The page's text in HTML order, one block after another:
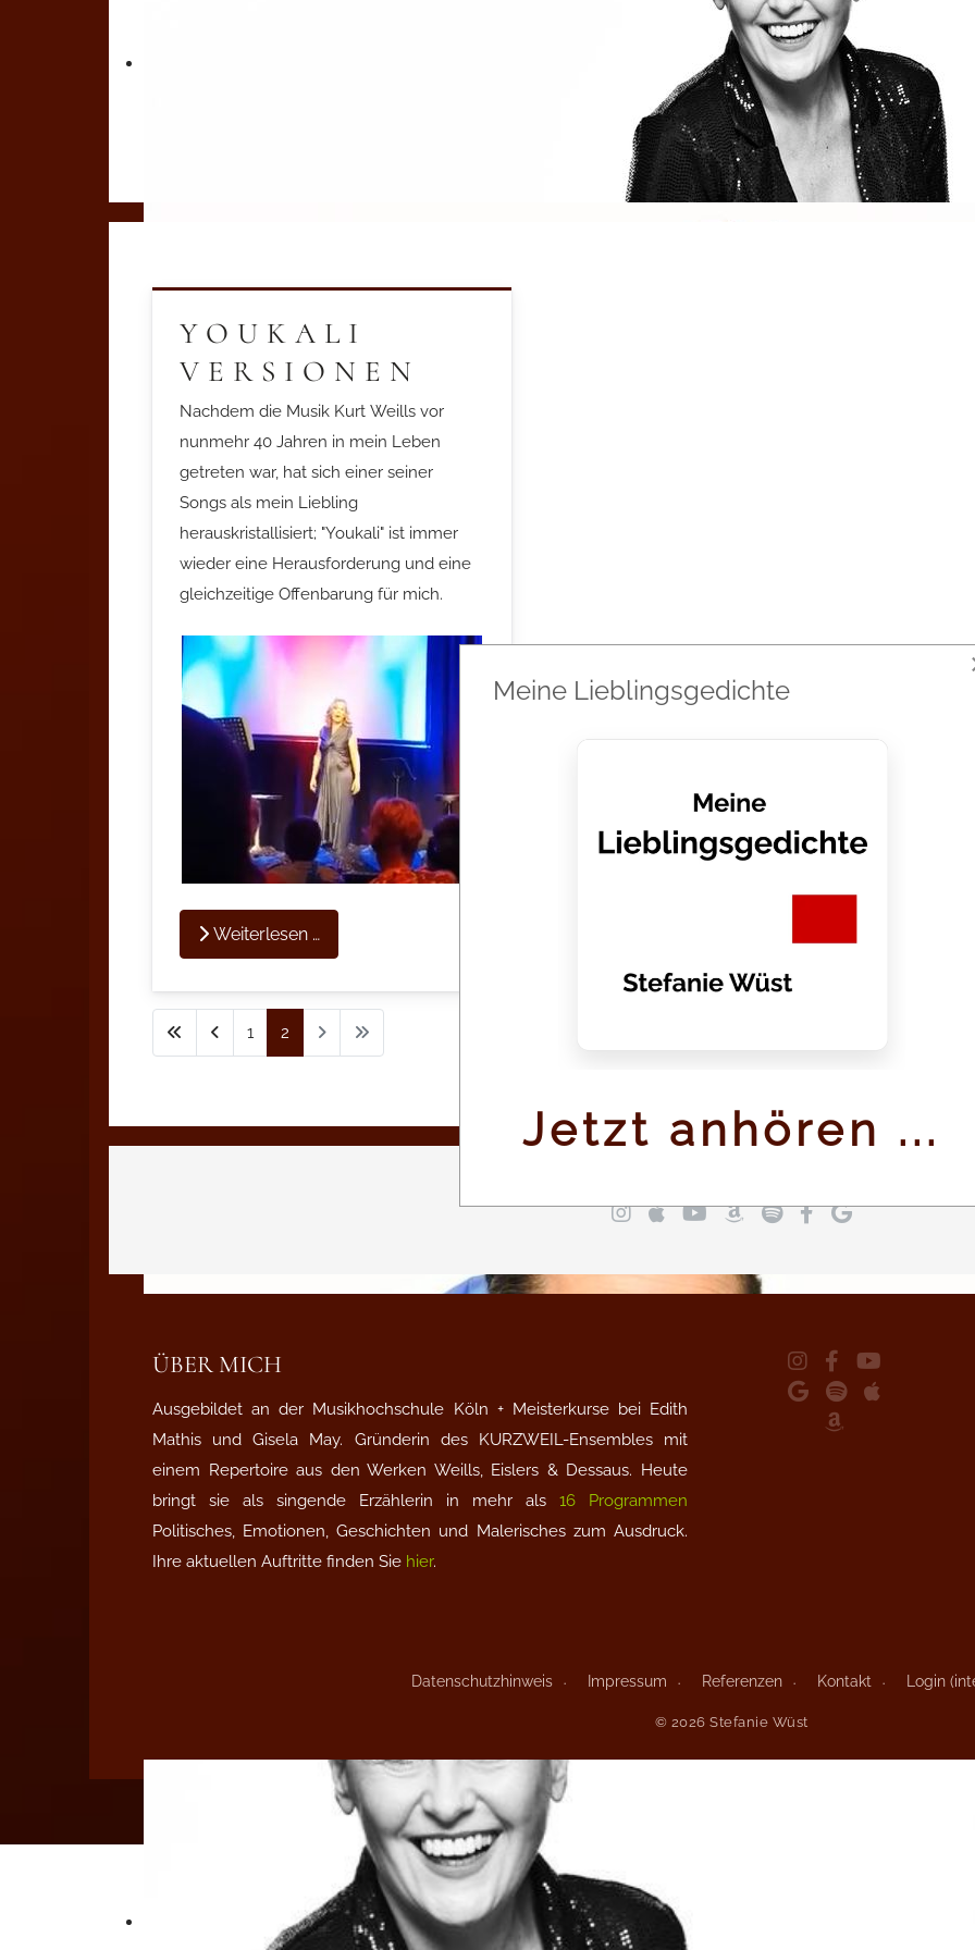
YOUKALI
VERSIONEN
Nachdem die Musik Kurt Weills vor
nunmehr 40 Jahren in mein Leben
getreten war, hat sich einer seiner
Songs als mein Liebling
herauskristallisiert; "Youkali" ist immer
wieder eine Herausforderung und eine
gleichzeitige Offenbarung für mich.
Weiterlesen …
1 2
ÜBER MICH
Ausgebildet an der Musikhochschule Köln + Meisterkurse bei Edith
Mathis und Gisela May. Gründerin des KURZWEIL-Ensembles mit
einem Repertoire aus den Werken Weills, Eislers & Dessaus. Heute
bringt sie als singende Erzählerin in mehr als 16 Programmen
Politisches, Emotionen, Geschichten und Malerisches zum Ausdruck.
Ihre aktuellen Auftritte finden Sie hier.
Datenschutzhinweis Impressum Referenzen Kontakt Login
© 2026 Stefanie Wüst
Meine Lieblingsgedichte
Jetzt anhören ...